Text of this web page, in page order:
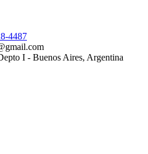
4487
I - Buenos Aires, Argentina